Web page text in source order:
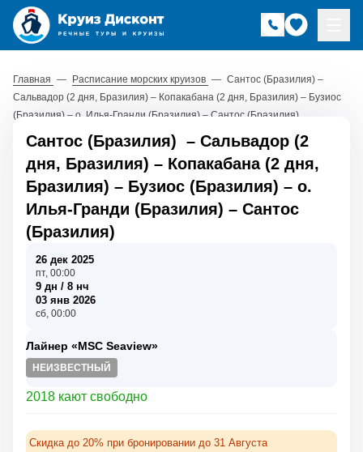
Главная — Расписание морских круизов — Сантос (Бразилия) –
Сальвадор (2 дня, Бразилия) – Копакабана (2 дня, Бразилия) – Бузиос
(Бразилия) – о. Илья-Гранди (Бразилия) – Сантос (Бразилия)
Сантос (Бразилия) – Сальвадор (2
дня, Бразилия) – Копакабана (2 дня,
Бразилия) – Бузиос (Бразилия) – о.
Илья-Гранди (Бразилия) – Сантос
(Бразилия)
26 дек 2025
пт, 00:00
9 дн / 8 нч
03 янв 2026
сб, 00:00
Лайнер «MSC Seaview»
НЕИЗВЕСТНЫЙ
2018 кают свободно
Скидка до 20% при бронировании до 31 Августа